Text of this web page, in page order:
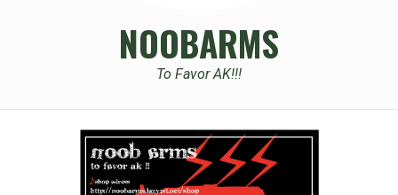
NOOBARMS
To Favor AK!!!